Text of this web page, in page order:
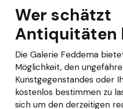
Wer schätzt
Antiquitäten
Die Galerie Feddema
Möglichkeit, den
Kunstgegenstandes oder
kostenlos bestimmen zu
sich um den derzeitigen